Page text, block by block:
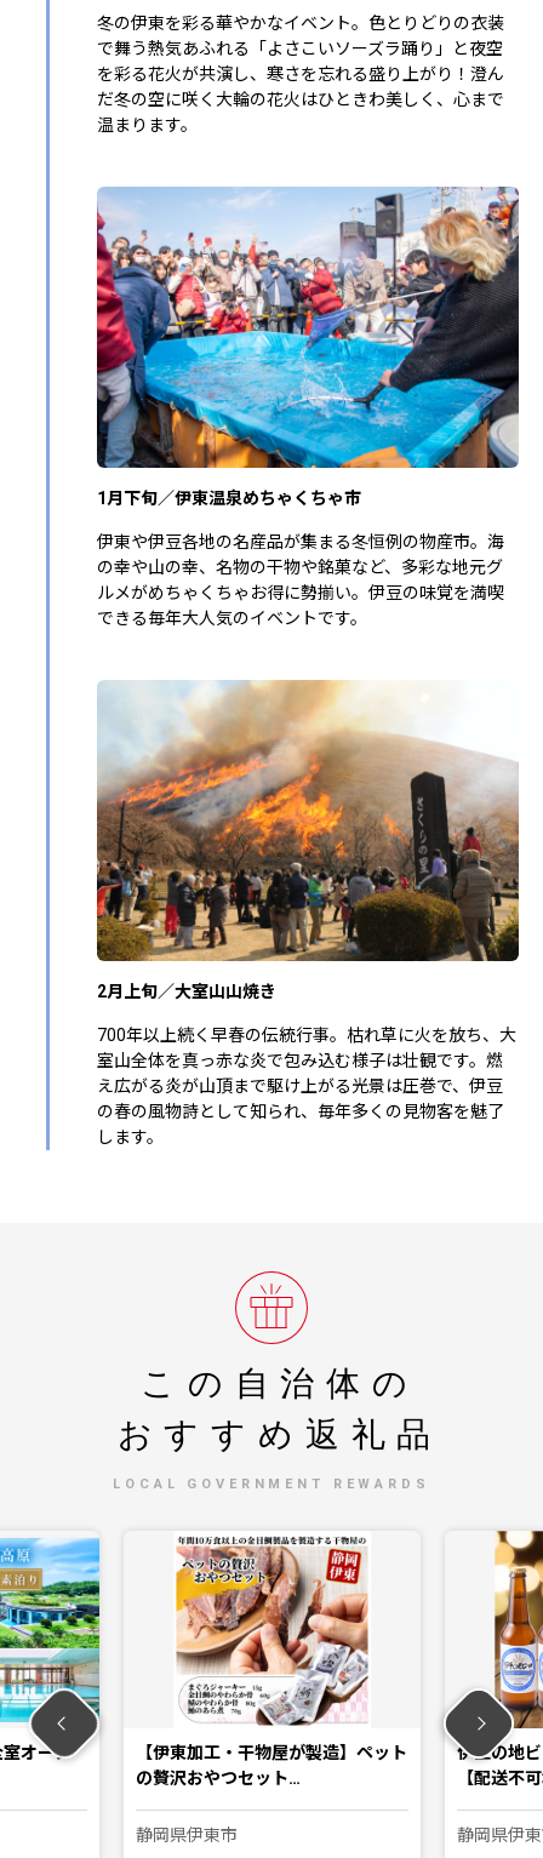
冬の伊東を彩る華やかなイベント。色とりどりの衣装
で舞う熱気あふれる「よさこいソーズラ踊り」と夜空
を彩る花火が共演し、寒さを忘れる盛り上がり！澄ん
だ冬の空に咲く大輪の花火はひときわ美しく、心まで
温まります。
1月下旬／伊東温泉めちゃくちゃ市
伊東や伊豆各地の名産品が集まる冬恒例の物産市。海
の幸や山の幸、名物の干物や銘菓など、多彩な地元グ
ルメがめちゃくちゃお得に勢揃い。伊豆の味覚を満喫
できる毎年大人気のイベントです。
2月上旬／大室山山焼き
700年以上続く早春の伝統行事。枯れ草に火を放ち、大
室山全体を真っ赤な炎で包み込む様子は壮観です。燃
え広がる炎が山頂まで駆け上がる光景は圧巻で、伊豆
の春の風物詩として知られ、毎年多くの見物客を魅了
します。
この自治体の
おすすめ返礼品
LOCAL GOVERNMENT REWARDS
オーシ
【伊東加工・干物屋が製造】ペット
の贅沢おやつセット…
静岡県伊東市
伊豆の地
【配送不
静岡県伊